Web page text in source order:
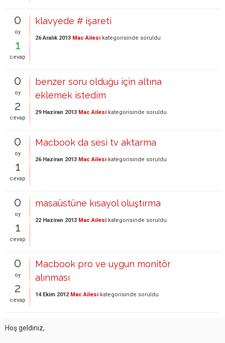
0
oy
1
cevap
klavyede # işareti
26 Aralık 2013 Mac Ailesi kategorisinde soruldu
0
oy
2
cevap
benzer soru olduğu için altına
eklemek istedim
29 Haziran 2013 Mac Ailesi kategorisinde soruldu
0
oy
1
cevap
Macbook da sesi tv aktarma
26 Haziran 2013 Mac Ailesi kategorisinde soruldu
0
oy
1
cevap
masaüstüne kısayol oluştırma
22 Haziran 2013 Mac Ailesi kategorisinde soruldu
0
oy
2
cevap
Macbook pro ve uygun monitör
alınması
14 Ekim 2012 Mac Ailesi kategorisinde soruldu
Hoş geldiniz,